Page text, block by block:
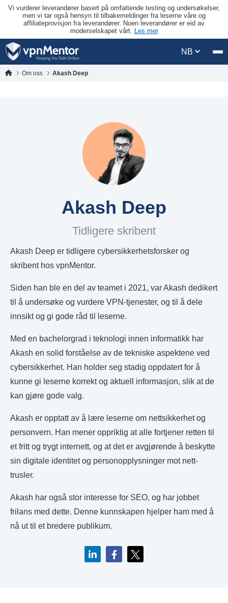
Vi vurderer leverandører basert på omfattende testing og undersøkelser,
men vi tar også hensyn til tilbakemeldinger fra leserne våre og
affiliateprovisjon fra leverandører. Noen leverandører er eid av
moderselskapet vårt. Les mer
NB
Om oss Akash Deep
Akash Deep
Tidligere skribent
Akash Deep er tidligere cybersikkerhetsforsker og
skribent hos vpnMentor.
Siden han ble en del av teamet i 2021, var Akash dedikert
til å undersøke og vurdere VPN-tjenester, og til å dele
innsikt og gi gode råd til leserne.
Med en bachelorgrad i teknologi innen informatikk har
Akash en solid forståelse av de tekniske aspektene ved
cybersikkerhet. Han holder seg stadig oppdatert for å
kunne gi leserne korrekt og aktuell informasjon, slik at de
kan gjøre gode valg.
Akash er opptatt av å lære leserne om nettsikkerhet og
personvern. Han mener oppriktig at alle fortjener retten til
et fritt og trygt internett, og at det er avgjørende å beskytte
sin digitale identitet og personopplysninger mot nett-
trusler.
Akash har også stor interesse for SEO, og har jobbet
frilans med dette. Denne kunnskapen hjelper ham med å
nå ut til et bredere publikum.